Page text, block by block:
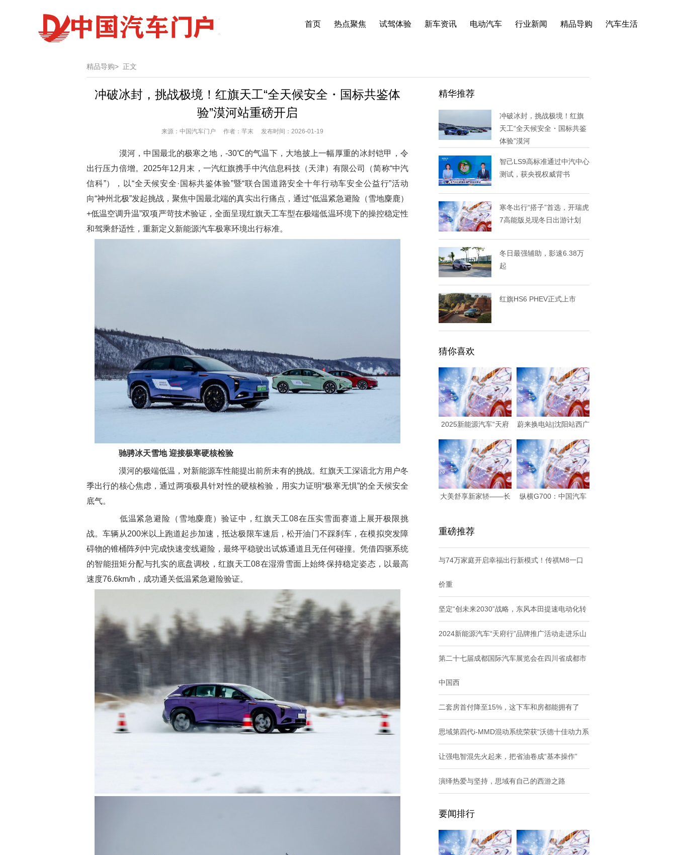
首页 热点聚焦 试驾体验 新车资讯 电动汽车 行业新闻 精品导购 汽车生活
精品导购> 正文
冲破冰封，挑战极境！红旗天工“全天候安全・国标共鉴体
验”漠河站重磅开启
来源：中国汽车门户 作者：芊末 发布时间：2026-01-19
漠河，中国最北的极寒之地，-30℃的气温下，大地披上一幅厚重的冰封铠甲，令
出行压力倍增。2025年12月末，一汽红旗携手中汽信息科技（天津）有限公司（简称“中汽
信科”），以“全天候安全·国标共鉴体验”暨“联合国道路安全十年行动车安全公益行”活动
向“神州北极”发起挑战，聚焦中国最北端的真实出行痛点，通过“低温紧急避险（雪地麋鹿）
+低温空调升温”双项严苛技术验证，全面呈现红旗天工车型在极端低温环境下的操控稳定性
和驾乘舒适性，重新定义新能源汽车极寒环境出行标准。
驰骋冰天雪地 迎接极寒硬核检验
漠河的极端低温，对新能源车性能提出前所未有的挑战。红旗天工深谙北方用户冬
季出行的核心焦虑，通过两项极具针对性的硬核检验，用实力证明“极寒无惧”的全天候安全
底气。
低温紧急避险（雪地麋鹿）验证中，红旗天工08在压实雪面赛道上展开极限挑
战。车辆从200米以上跑道起步加速，抵达极限车速后，松开油门不踩刹车，在模拟突发障
碍物的锥桶阵列中完成快速变线避险，最终平稳驶出试炼通道且无任何碰撞。凭借四驱系统
的智能扭矩分配与扎实的底盘调校，红旗天工08在湿滑雪面上始终保持稳定姿态，以最高
速度76.6km/h，成功通关低温紧急避险验证。
精华推荐
冲破冰封，挑战极境！红旗
天工“全天候安全・国标共鉴
体验”漠河
智己LS9高标准通过中汽中心
测试，获央视权威背书
寒冬出行“搭子”首选，开瑞虎
7高能版兑现冬日出游计划
冬日最强辅助，影速6.38万
起
红旗HS6 PHEV正式上市
猜你喜欢
2025新能源汽车“天府
行”内江站收
蔚来换电站|沈阳站西广
场站正式上线
大美舒享新家轿——长
纵横G700：中国汽车
重磅推荐
与74万家庭开启幸福出行新模式！传祺M8一口
价重
坚定“创未来2030”战略，东风本田提速电动化转
2024新能源汽车“天府行”品牌推广活动走进乐山
第二十七届成都国际汽车展览会在四川省成都市
中国西
二套房首付降至15%，这下车和房都能拥有了
思域第四代i-MMD混动系统荣获“沃德十佳动力系
让强电智混先火起来，把省油卷成“基本操作”
演绎热爱与坚持，思域有自己的西游之路
要闻排行